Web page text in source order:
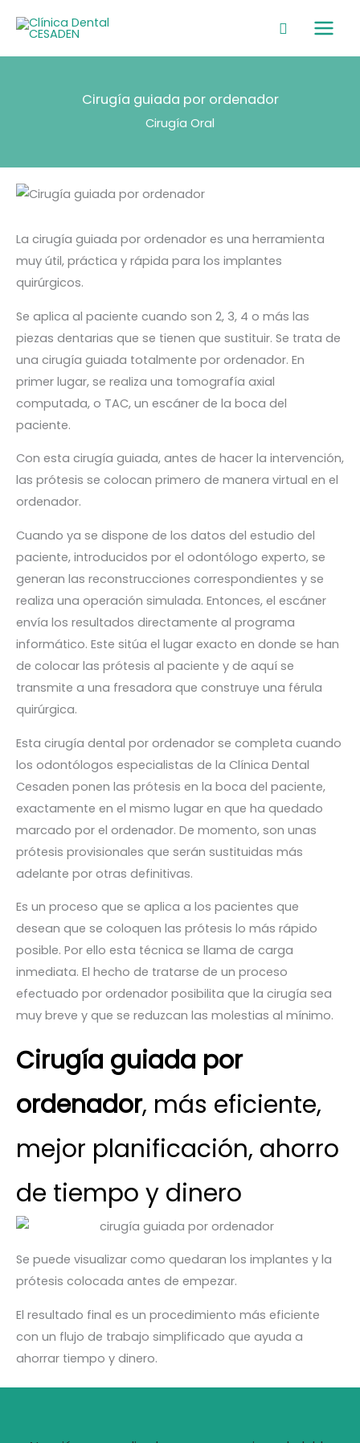
contenido
Main
Cirugía guiada por ordenador
Cirugía Oral
La cirugía guiada por ordenador es una herramienta
muy útil, práctica y rápida para los implantes
quirúrgicos.
Se aplica al paciente cuando son 2, 3, 4 o más las
piezas dentarias que se tienen que sustituir. Se trata de
una cirugía guiada totalmente por ordenador. En
primer lugar, se realiza una tomografía axial
computada, o TAC, un escáner de la boca del
paciente.
Con esta cirugía guiada, antes de hacer la intervención,
las prótesis se colocan primero de manera virtual en el
ordenador.
Cuando ya se dispone de los datos del estudio del
paciente, introducidos por el odontólogo experto, se
generan las reconstrucciones correspondientes y se
realiza una operación simulada. Entonces, el escáner
envía los resultados directamente al programa
informático. Este sitúa el lugar exacto en donde se han
de colocar las prótesis al paciente y de aquí se
transmite a una fresadora que construye una férula
quirúrgica.
Esta cirugía dental por ordenador se completa cuando
los odontólogos especialistas de la Clínica Dental
Cesaden ponen las prótesis en la boca del paciente,
exactamente en el mismo lugar en que ha quedado
marcado por el ordenador. De momento, son unas
prótesis provisionales que serán sustituidas más
adelante por otras definitivas.
Es un proceso que se aplica a los pacientes que
desean que se coloquen las prótesis lo más rápido
posible. Por ello esta técnica se llama de carga
inmediata. El hecho de tratarse de un proceso
efectuado por ordenador posibilita que la cirugía sea
muy breve y que se reduzcan las molestias al mínimo.
Cirugía guiada por
ordenador, más eficiente,
mejor planificación, ahorro
de tiempo y dinero
Se puede visualizar como quedaran los implantes y la
prótesis colocada antes de empezar.
El resultado final es un procedimiento más eficiente
con un flujo de trabajo simplificado que ayuda a
ahorrar tiempo y dinero.